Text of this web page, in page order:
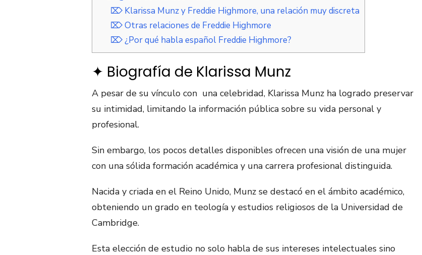
⌦ Klarissa Munz y Freddie Highmore, una relación muy discreta
⌦ Otras relaciones de Freddie Highmore
⌦ ¿Por qué habla español Freddie Highmore?
✦ Biografía de Klarissa Munz
A pesar de su vínculo con una celebridad, Klarissa Munz ha logrado preservar
su intimidad, limitando la información pública sobre su vida personal y
profesional.
Sin embargo, los pocos detalles disponibles ofrecen una visión de una mujer
con una sólida formación académica y una carrera profesional distinguida.
Nacida y criada en el Reino Unido, Munz se destacó en el ámbito académico,
obteniendo un grado en teología y estudios religiosos de la Universidad de
Cambridge.
Esta elección de estudio no solo habla de sus intereses intelectuales sino